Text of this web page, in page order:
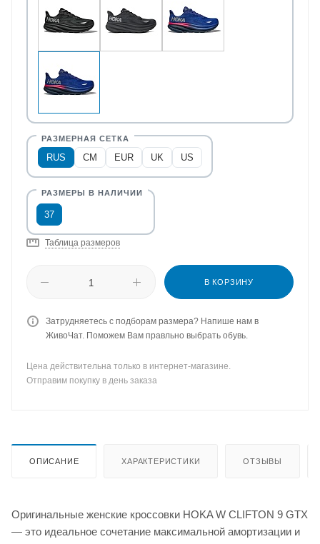
RUS CM EUR UK US
37
Таблица размеров
В КОРЗИНУ
Затрудняетесь с подборам размера? Напише нам в
ЖивоЧат. Поможем Вам правльно выбрать обувь.
Цена действительна только в интернет-магазине.
Отправим покупку в день заказа
ОПИСАНИЕ ХАРАКТЕРИСТИКИ ОТЗЫВЫ
Оригинальные женские кроссовки HOKA W CLIFTON 9 GTX
— это идеальное сочетание максимальной амортизации и